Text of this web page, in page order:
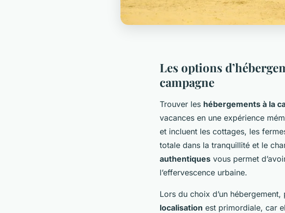
Les options
campagne
Trouver les hébergements à la
vacances en une expérience
et incluent les cottages, les
totale dans la tranquillité et le
authentiques vous permet
l’effervescence urbaine.
Lors du choix d’un
localisation est primordiale, car